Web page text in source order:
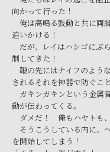
向かって行った！
俺は高鳴る鼓動と共に両
追いかける！
だが、レイはハシゴにぶ
制してきた！
鞭の先にはナイフのよう
されるそれを神器で防ぐこ
ガキンガキンという金属
動が伝わってくる。
ダメだ！ 俺もハヤトも、
そうこうしている内に、
を開始してしまう！